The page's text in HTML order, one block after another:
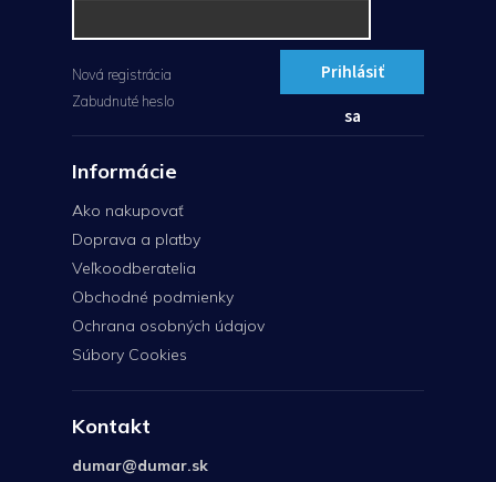
Prihlásiť
sa
Nová registrácia
Zabudnuté heslo
Informácie
Ako nakupovať
Doprava a platby
Veľkoodberatelia
Obchodné podmienky
Ochrana osobných údajov
Súbory Cookies
Kontakt
dumar@dumar.sk